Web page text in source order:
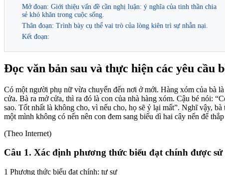
Mở đoạn: Giới thiệu vấn đề cần nghị luận: ý nghĩa của tinh thần chia
sẻ khó khăn trong cuộc sống.
Thân đoạn: Trình bày cụ thể vai trò của lòng kiên trì sự nhẫn nại.
Kết đoạn:
Đọc văn bản sau và thực hiện các yêu cầu
Có một người phụ nữ vừa chuyển đến nơi ở mới. Hàng xóm của bà
cửa. Bà ra mở cửa, thì ra đó là con của nhà hàng xóm. Cậu bé nói:
sao. Tốt nhất là không cho, vì nếu cho, họ sẽ ỷ lại mất”. Nghĩ vậy,
một mình không có nến nên con đem sang biếu dì hai cây nến để
(Theo Internet)
Câu 1. Xác định phương thức biểu đạt chính được
1 Phương thức biểu đạt chính: tự sự